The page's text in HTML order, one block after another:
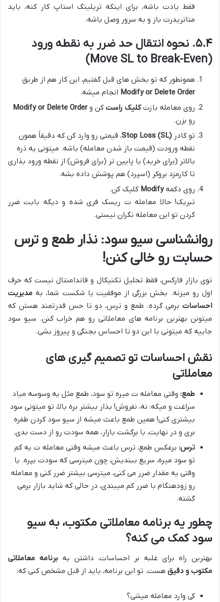
فقط یادت باشه، برای اینکه تریلینگ استاپ کار کنه، باید
متاتریدرت باز و به سرور وصل باشه.
۵.۴. نحوه انتقال حد ضرر به نقطه ورود
(Move SL to Break-Even)
همونطور که تو بخش های قبل گفتیم، این کار هم از طریق
Modify or Delete Order انجام میشه.
روی معامله بازتکلیک راست کن وModify or Delete Order
رو بزن.
تو کادر Stop Loss (SL)، قیمتی رو وارد کن که دقیقاً همون
نقطه ورودت (قیمت باز شدن معامله) باشه. میتونی یه ذره
بالاتر (برای خرید) یا پایین تر (برای فروش) از نقطه ورود بذاری
تا کارمزد بروکر (اسپرد) هم پوشش داده بشه.
روی دکمهModify کلیک کن.
تبریک! حالا معامله ت ریسک فری شده و دیگه بابت ضرر
کردن تو این معامله نگران نیستی.
روانشناسی سیو سود: نذار طمع و ترس
حسابت رو خالی کنن!
توی بازار فارکس، فقط تحلیل تکنیکال و فاندامنتال نیست که حرف
اول رو میزنه. بخش بزرگی از موفقیت یا شکست شما، به مدیریت
احساسات برمی گرده. طمع و ترس، دو تا حس قدرتمند هستن که
میتونن بهترین برنامه های معاملاتی رو هم خراب کنن. سیو سود
جاییه که میتونی با این دو تا احساس بجنگی و پیروز بشی.
نقش احساسات تو تصمیم گیری های
معاملاتی
طمع: وقتی معامله ت میره تو سود، طمع مثل یه وسوسه میاد
سراغت و میگه: نه، نفروش! بذار بیشتر بره بالا، تو میتونی سود
بیشتری کنی! همین طمع باعث میشه از سیو سود کردن طفره
بری و در نهایت، با برگشت بازار، همه سودت رو از دست بدی.
ترس: برعکس طمع، ترس باعث میشه وقتی معامله ت یه کم
تو سود میره، سریع ببندیش، چون میترسی که سودت بپره. یا
وقتی یه مقدار ضرر می کنی، میترسی بیشتر ضرر کنی و معامله
رو زودهنگام با ضرر کم میبندی، در حالی که شاید بازار برمی
گشته.
چطور یه برنامه معاملاتی مکتوب، به سیو
سود کمک می کنه؟
بهترین راه برای غلبه بر احساسات، داشتن یه برنامه معاملاتی
مکتوب و دقیق هست. تو این برنامه، باید از قبل مشخص کنی که:
کی وارد معامله میشی؟